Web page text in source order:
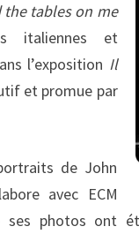
the tables on me
italiennes et
l’exposition Il
et promue par
de John
avec ECM
photos ont